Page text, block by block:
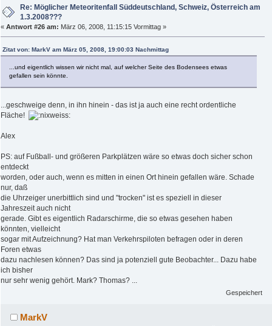
Re: Möglicher Meteoritenfall Süddeutschland, Schweiz, Österreich am
1.3.2008???
« Antwort #26 am: März 06, 2008, 11:15:15 Vormittag »
Zitat von: MarkV am März 05, 2008, 19:00:03 Nachmittag
...und eigentlich wissen wir nicht mal, auf welcher Seite des Bodensees etwas
gefallen sein könnte.
...geschweige denn, in ihn hinein - das ist ja auch eine recht ordentliche
Fläche!
Alex
PS: auf Fußball- und größeren Parkplätzen wäre so etwas doch sicher schon
entdeckt
worden, oder auch, wenn es mitten in einen Ort hinein gefallen wäre. Schade
nur, daß
die Uhrzeiger unerbittlich sind und "trocken" ist es speziell in dieser
Jahreszeit auch nicht
gerade. Gibt es eigentlich Radarschirme, die so etwas gesehen haben
könnten, vielleicht
sogar mit Aufzeichnung? Hat man Verkehrspiloten befragen oder in deren
Foren etwas
dazu nachlesen können? Das sind ja potenziell gute Beobachter... Dazu habe
ich bisher
nur sehr wenig gehört. Mark? Thomas? ...
Gespeichert
MarkV